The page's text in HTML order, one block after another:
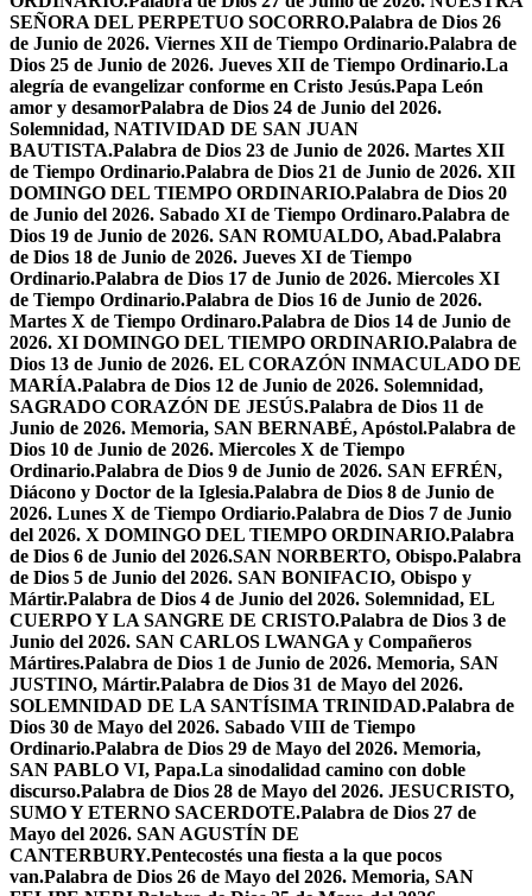
SEÑORA DEL PERPETUO SOCORRO.Palabra de Dios 26
de Junio de 2026. Viernes XII de Tiempo Ordinario.Palabra de
Dios 25 de Junio de 2026. Jueves XII de Tiempo Ordinario.La
alegría de evangelizar conforme en Cristo Jesús.Papa León
amor y desamorPalabra de Dios 24 de Junio del 2026.
Solemnidad, NATIVIDAD DE SAN JUAN
BAUTISTA.Palabra de Dios 23 de Junio de 2026. Martes XII
de Tiempo Ordinario.Palabra de Dios 21 de Junio de 2026. XII
DOMINGO DEL TIEMPO ORDINARIO.Palabra de Dios 20
de Junio del 2026. Sabado XI de Tiempo Ordinaro.Palabra de
Dios 19 de Junio de 2026. SAN ROMUALDO, Abad.Palabra
de Dios 18 de Junio de 2026. Jueves XI de Tiempo
Ordinario.Palabra de Dios 17 de Junio de 2026. Miercoles XI
de Tiempo Ordinario.Palabra de Dios 16 de Junio de 2026.
Martes X de Tiempo Ordinaro.Palabra de Dios 14 de Junio de
2026. XI DOMINGO DEL TIEMPO ORDINARIO.Palabra de
Dios 13 de Junio de 2026. EL CORAZÓN INMACULADO DE
MARÍA.Palabra de Dios 12 de Junio de 2026. Solemnidad,
SAGRADO CORAZÓN DE JESÚS.Palabra de Dios 11 de
Junio de 2026. Memoria, SAN BERNABÉ, Apóstol.Palabra de
Dios 10 de Junio de 2026. Miercoles X de Tiempo
Ordinario.Palabra de Dios 9 de Junio de 2026. SAN EFRÉN,
Diácono y Doctor de la Iglesia.Palabra de Dios 8 de Junio de
2026. Lunes X de Tiempo Ordiario.Palabra de Dios 7 de Junio
del 2026. X DOMINGO DEL TIEMPO ORDINARIO.Palabra
de Dios 6 de Junio del 2026.SAN NORBERTO, Obispo.Palabra
de Dios 5 de Junio del 2026. SAN BONIFACIO, Obispo y
Mártir.Palabra de Dios 4 de Junio del 2026. Solemnidad, EL
CUERPO Y LA SANGRE DE CRISTO.Palabra de Dios 3 de
Junio del 2026. SAN CARLOS LWANGA y Compañeros
Mártires.Palabra de Dios 1 de Junio de 2026. Memoria, SAN
JUSTINO, Mártir.Palabra de Dios 31 de Mayo del 2026.
SOLEMNIDAD DE LA SANTÍSIMA TRINIDAD.Palabra de
Dios 30 de Mayo del 2026. Sabado VIII de Tiempo
Ordinario.Palabra de Dios 29 de Mayo del 2026. Memoria,
SAN PABLO VI, Papa.La sinodalidad camino con doble
discurso.Palabra de Dios 28 de Mayo del 2026. JESUCRISTO,
SUMO Y ETERNO SACERDOTE.Palabra de Dios 27 de
Mayo del 2026. SAN AGUSTÍN DE
CANTERBURY.Pentecostés una fiesta a la que pocos
van.Palabra de Dios 26 de Mayo del 2026. Memoria, SAN